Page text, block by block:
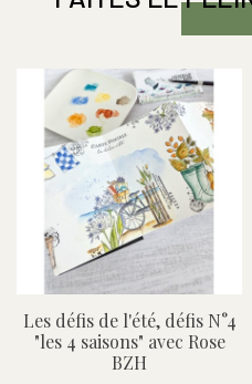
Les défis de l'été, défis N°4
"les 4 saisons" avec Rose
BZH